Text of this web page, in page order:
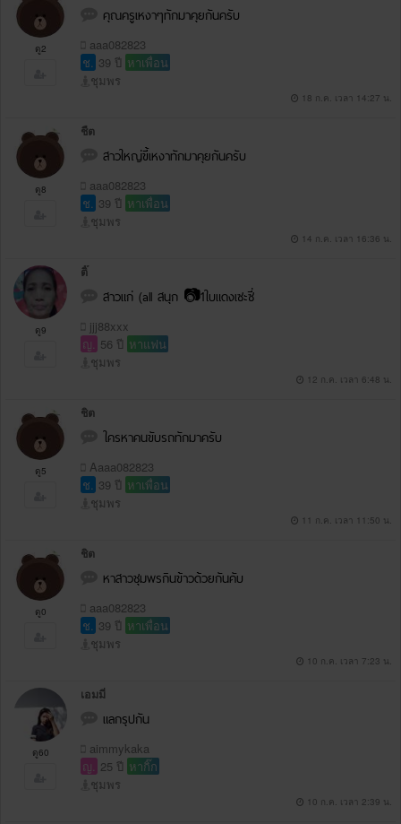
ดู2
คุณครูเหงาๆทักมาคุยกันครับ
aaa082823
ช. 39 ปี หาเพื่อน
ชุมพร
18 ก.ค. เวลา 14:27 น.
ดู8
ชืต
สาวใหญ่ขี้เหงาทักมาคุยกันครับ
aaa082823
ช. 39 ปี หาเพื่อน
ชุมพร
14 ก.ค. เวลา 16:36 น.
ดู9
ติ๊
สาวแก่ (all สนุก 📷1ใบแดงเซะซี่
jjj88xxx
ญ. 56 ปี หาแฟน
ชุมพร
12 ก.ค. เวลา 6:48 น.
ดู5
ชิต
ใครหาคนขับรถทักมาครับ
Aaaa082823
ช. 39 ปี หาเพื่อน
ชุมพร
11 ก.ค. เวลา 11:50 น.
ดู0
ชิต
หาสาวชุมพรกินข้าวด้วยกันคับ
aaa082823
ช. 39 ปี หาเพื่อน
ชุมพร
10 ก.ค. เวลา 7:23 น.
ดู60
เอมมี่
แลกรุปกัน
aimmykaka
ญ. 25 ปี หากิ๊ก
ชุมพร
10 ก.ค. เวลา 2:39 น.